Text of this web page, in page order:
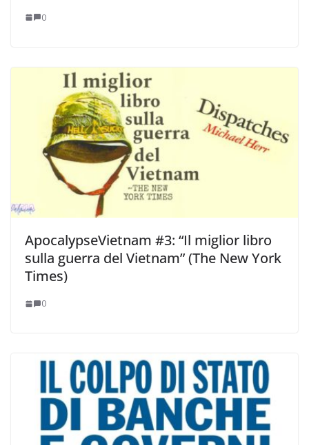
0
ApocalypseVietnam #3: “Il miglior libro
sulla guerra del Vietnam” (The New York
Times)
0